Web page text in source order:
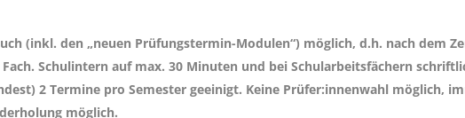
(inkl. den „neuen Prüfungstermin-Modulen“) möglich, d.h. nach dem
Schulintern auf max. 30 Minuten und bei Schularbeitsfächern
2 Termine pro Semester geeinigt. Keine Prüfer:innenwahl möglich,
möglich.